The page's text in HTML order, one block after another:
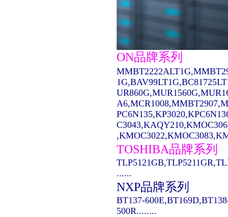
ON品牌系列
TOSHIBA品牌系列
......
NXP品牌系列
BT137-
500R........